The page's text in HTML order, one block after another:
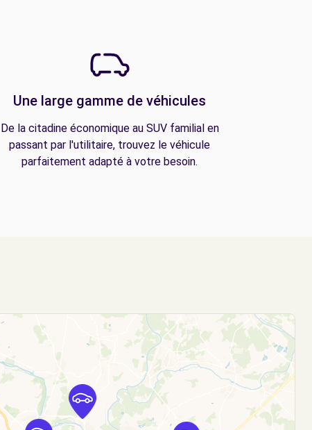
Une large gamme de véhicules
De la citadine économique au SUV familial en
passant par l'utilitaire, trouvez le véhicule
parfaitement adapté à votre besoin.